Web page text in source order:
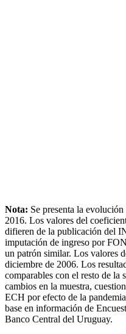
Nota: Se presenta la
2016. Los valores del
difieren de la publicación del
imputación de ingreso por
un patrón similar. Los valores
diciembre de 2006. Los
comparables con el resto de
cambios en la muestra,
ECH por efecto de la
base en información de
Banco Central del Uruguay.